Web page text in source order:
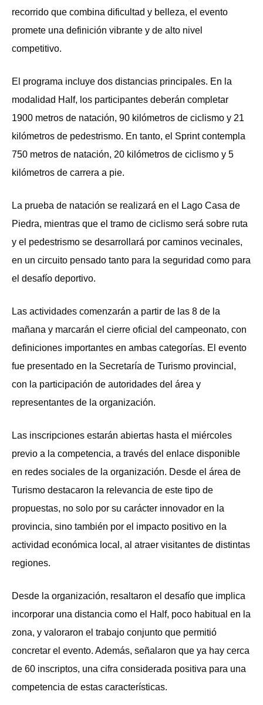
recorrido que combina dificultad y belleza, el evento
promete una definición vibrante y de alto nivel
competitivo.
El programa incluye dos distancias principales. En la
modalidad Half, los participantes deberán completar
1900 metros de natación, 90 kilómetros de ciclismo y 21
kilómetros de pedestrismo. En tanto, el Sprint contempla
750 metros de natación, 20 kilómetros de ciclismo y 5
kilómetros de carrera a pie.
La prueba de natación se realizará en el Lago Casa de
Piedra, mientras que el tramo de ciclismo será sobre ruta
y el pedestrismo se desarrollará por caminos vecinales,
en un circuito pensado tanto para la seguridad como para
el desafío deportivo.
Las actividades comenzarán a partir de las 8 de la
mañana y marcarán el cierre oficial del campeonato, con
definiciones importantes en ambas categorías. El evento
fue presentado en la Secretaría de Turismo provincial,
con la participación de autoridades del área y
representantes de la organización.
Las inscripciones estarán abiertas hasta el miércoles
previo a la competencia, a través del enlace disponible
en redes sociales de la organización. Desde el área de
Turismo destacaron la relevancia de este tipo de
propuestas, no solo por su carácter innovador en la
provincia, sino también por el impacto positivo en la
actividad económica local, al atraer visitantes de distintas
regiones.
Desde la organización, resaltaron el desafío que implica
incorporar una distancia como el Half, poco habitual en la
zona, y valoraron el trabajo conjunto que permitió
concretar el evento. Además, señalaron que ya hay cerca
de 60 inscriptos, una cifra considerada positiva para una
competencia de estas características.